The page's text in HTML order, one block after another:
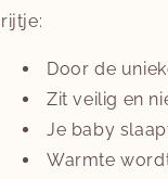
rijtje:
Door de
Zit veilig en
Je baby
Warmte